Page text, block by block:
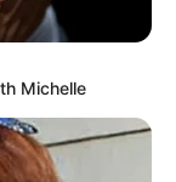
Michelle